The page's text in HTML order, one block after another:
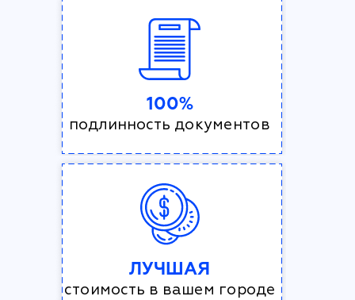
100%
подлинность документов
ЛУЧШАЯ
стоимость в вашем городе